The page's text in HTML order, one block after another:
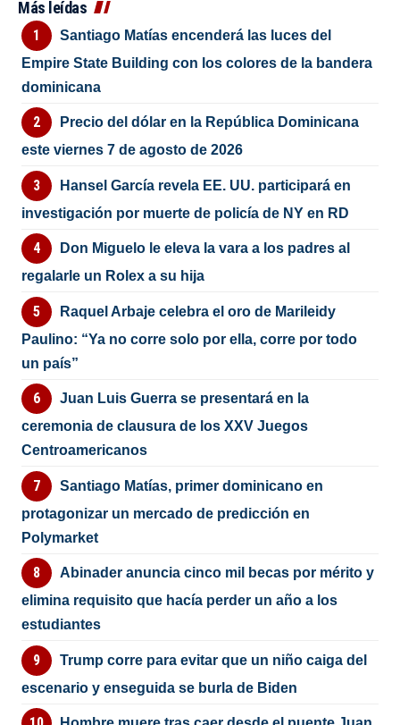
Más leídas
Santiago Matías encenderá las luces del
Empire State Building con los colores de la bandera
dominicana
Precio del dólar en la República Dominicana
este viernes 7 de agosto de 2026
Hansel García revela EE. UU. participará en
investigación por muerte de policía de NY en RD
Don Miguelo le eleva la vara a los padres al
regalarle un Rolex a su hija
Raquel Arbaje celebra el oro de Marileidy
Paulino: “Ya no corre solo por ella, corre por todo
un país”
Juan Luis Guerra se presentará en la
ceremonia de clausura de los XXV Juegos
Centroamericanos
Santiago Matías, primer dominicano en
protagonizar un mercado de predicción en
Polymarket
Abinader anuncia cinco mil becas por mérito y
elimina requisito que hacía perder un año a los
estudiantes
Trump corre para evitar que un niño caiga del
escenario y enseguida se burla de Biden